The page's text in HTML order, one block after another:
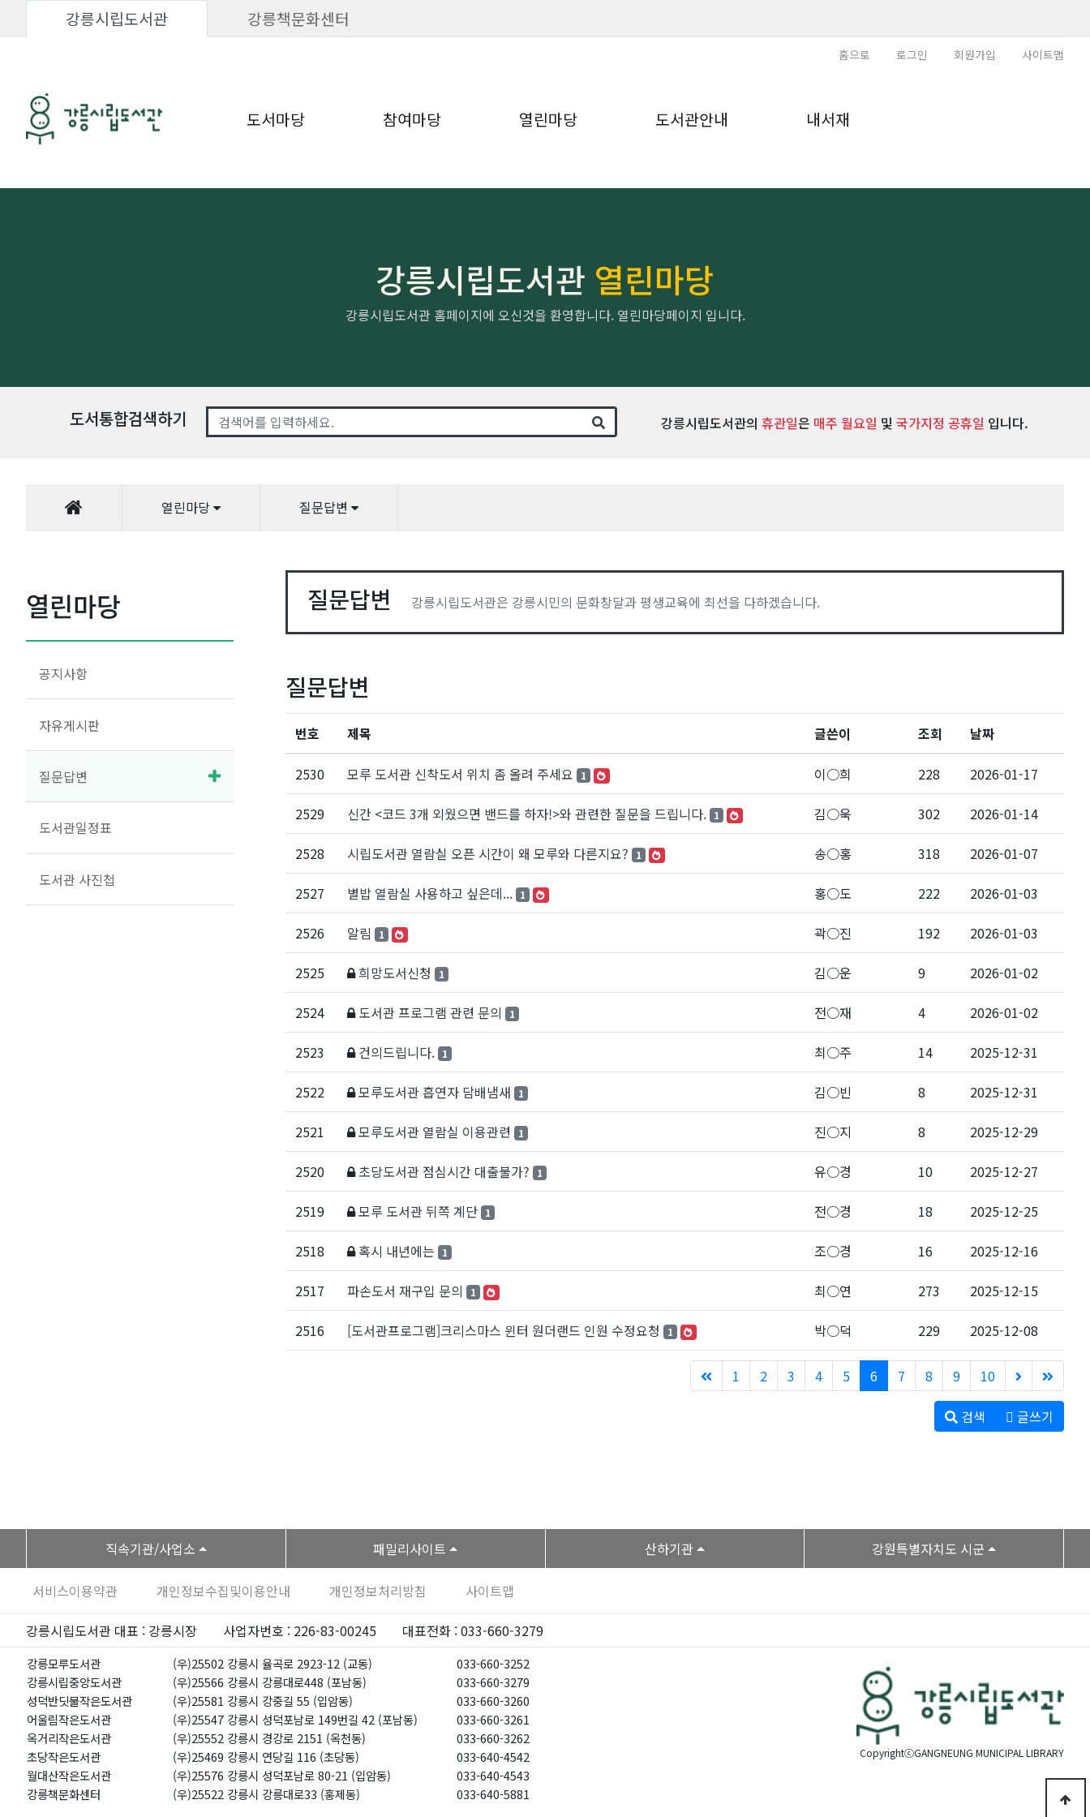
강릉시립도서관 강릉책문화센터
홈으로 로그인 회원가입 사이트맵
도서마당 참여마당 열린마당 도서관안내 내서재
강릉시립도서관 열린마당
강릉시립도서관 홈페이지에 오신것을 환영합니다. 열린마당페이지 입니다.
도서통합검색하기 강릉시립도서관의휴관일은 매주 월요일 및국가지정 공휴일 입니다.
열린마당 질문답변
열린마당
공지사항
자유게시판
질문답변
도서관일정표
도서관 사진첩
질문답변 강릉시립도서관은 강릉시민의 문화창달과 평생교육에 최선을 다하겠습니다.
질문답변
번호 제목 글쓴이 조회 날짜
2530 모루 도서관 신착도서 위치 좀 올려 주세요 1 이○희 228 2026-01-17
2529 신간 < 코드 3개 외웠으면 밴드를 하자!>와 관련한 질문을 드립니다. 1 김○욱 302 2026-01-14
2528 시립도서관 열람실 오픈 시간이 왜 모루와 다른지요? 1 송○홍 318 2026-01-07
2527 별밥 열람실 사용하고 싶은데... 1 홍○도 222 2026-01-03
2526 알림 1 곽○진 192 2026-01-03
2525 희망도서신청 1 김○운 9 2026-01-02
2524 도서관 프로그램 관련 문의 1 전○재 4 2026-01-02
2523 건의드립니다. 1 최○주 14 2025-12-31
2522 모루도서관 흡연자 담배냄새 1 김○빈 8 2025-12-31
2521 모루도서관 열람실 이용관련 1 진○지 8 2025-12-29
2520 초당도서관 점심시간 대출불가? 1 유○경 10 2025-12-27
2519 모루 도서관 뒤쪽 계단 1 전○경 18 2025-12-25
2518 혹시 내년에는 1 조○경 16 2025-12-16
2517 파손도서 재구입 문의 1 최○연 273 2025-12-15
2516 [도서관프로그램]크리스마스 윈터 원더랜드 인원 수정요청 1 박○덕 229 2025-12-08
1 2 3 4 5 6 7 8 9 10
검색 글쓰기
직속기관/사업소 패밀리사이트 산하기관 강원특별자치도 시군
서비스이용약관 개인정보수집및이용안내 개인정보처리방침 사이트맵
강릉시립도서관 대표 : 강릉시장 사업자번호 : 226-83-00245 대표전화 : 033-660-3279
강릉모루도서관 (우)25502 강릉시 율곡로 2923-12 (교동)
033-660-3252
강릉시립중앙도서관
(우)25566 강릉시 강릉대로448 (포남동)
033-660-3279
성덕반딧불작은도서관
(우)25581 강릉시 강중길 55 (입암동)
033-660-3260
어울림작은도서관
(우)25547 강릉시 성덕포남로 149번길 42 (포남동)
033-660-3261
옥거리작은도서관
(우)25552 강릉시 경강로 2151 (옥천동)
033-660-3262
초당작은도서관
(우)25469 강릉시 연당길 116 (초당동)
033-640-4542
월대산작은도서관
(우)25576 강릉시 성덕포남로 80-21 (입암동)
033-640-4543
강릉책문화센터
(우)25522 강릉시 강릉대로33 (홍제동) 033-640-5881
CopyrightⓒGANGNEUNG MUNICIPAL LIBRARY